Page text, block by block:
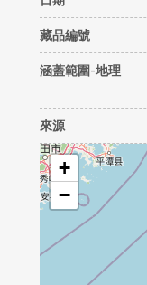
藏品編號
涵蓋範圍-地理
來源
+
−